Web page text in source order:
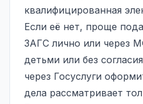
квалифицированная
Если её нет, проще
ЗАГС лично или через
детьми или без
через Госуслуги
дела рассматривает